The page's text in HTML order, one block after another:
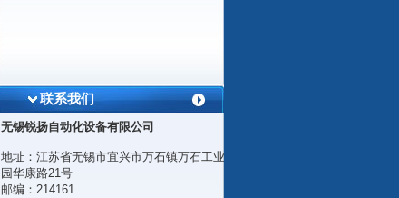
联系我们
无锡锐扬自动化设备有限公司
地址：江苏省无锡市宜兴市万石镇万石工业
园华康路21号
邮编：214161